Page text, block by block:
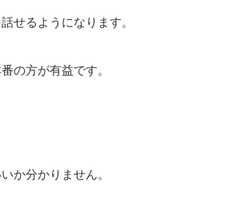
せるようになります。
の方が有益です。
か分かりません。